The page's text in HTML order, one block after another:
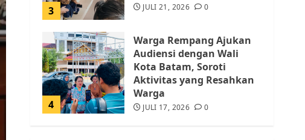
3 JULI 21, 2026 0
4
Warga Rempang Ajukan
Audiensi dengan Wali
Kota Batam, Soroti
Aktivitas yang Resahkan
Warga
JULI 17, 2026 0